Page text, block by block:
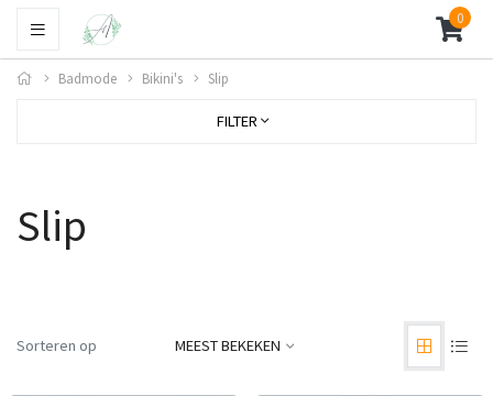
0
Badmode Bikini's Slip
FILTER
Slip
Sorteren op MEEST BEKEKEN